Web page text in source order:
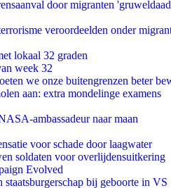
door migranten
veroordeelden onder
lokaal 32 graden
week 32
we onze buitengrenzen beter
aan: extra mondelinge examens
ambassadeur naar maan
voor schade door laagwater
soldaten voor overlijdensuitkering
Evolved
bij geboorte in VS